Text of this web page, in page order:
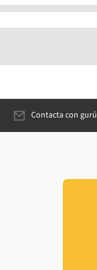
Contacta con gurú